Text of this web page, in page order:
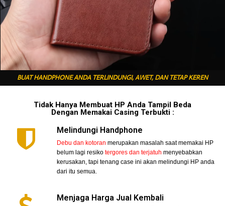
BUAT HANDPHONE ANDA TERLINDUNGI, AWET, DAN TETAP KEREN
Tidak Hanya Membuat HP Anda Tampil Beda
Dengan Memakai Casing Terbukti :
Melindungi Handphone
Debu dan kotoran merupakan masalah saat memakai HP
belum lagi resiko tergores dan terjatuh menyebabkan
kerusakan, tapi tenang case ini akan melindungi HP anda
dari itu semua.
Menjaga Harga Jual Kembali